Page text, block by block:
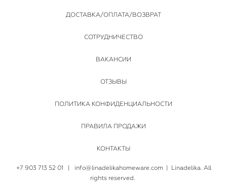
ДОСТАВКА/ОПЛАТА/ВОЗВРАТ
СОТРУДНИЧЕСТВО
ВАКАНСИИ
ОТЗЫВЫ
ПОЛИТИКА КОНФИДЕНЦИАЛЬНОСТИ
ПРАВИЛА ПРОДАЖИ
КОНТАКТЫ
+7 903 713 52 01 info@linadelikahomeware.com | Linadelika. All
rights reserved.